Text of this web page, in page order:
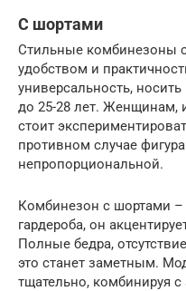
С шортами
Стильные комбинезоны
удобством и
универсальность,
до 25-28 лет.
стоит
противном случае
непропорциональной.
Комбинезон с шортами
гардероба, он
Полные бедра,
это станет заметным.
тщательно, комбинируя с